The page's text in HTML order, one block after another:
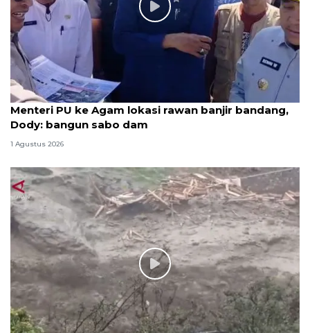
Menteri PU ke Agam lokasi rawan banjir bandang,
Dody: bangun sabo dam
1 Agustus 2026